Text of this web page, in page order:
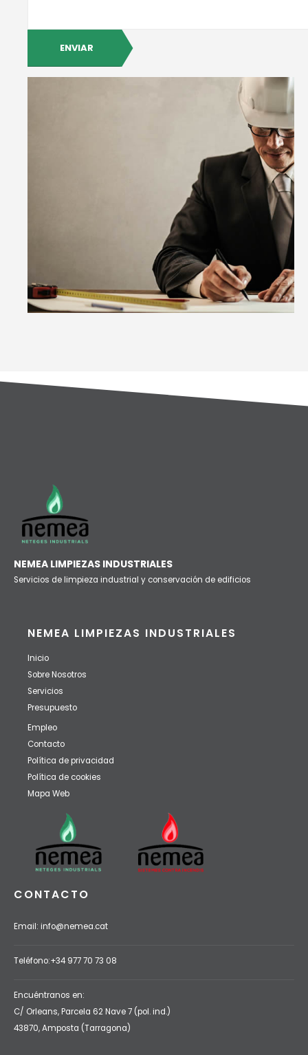
ENVIAR
NEMEA LIMPIEZAS INDUSTRIALES
Servicios de limpieza industrial y conservación de edificios
NEMEA LIMPIEZAS INDUSTRIALES
Inicio
Sobre Nosotros
Servicios
Presupuesto
Empleo
Contacto
Política de privacidad
Política de cookies
Mapa Web
CONTACTO
Email: info@nemea.cat
Teléfono:+34 977 70 73 08
Encuéntranos en:
C/ Orleans, Parcela 62 Nave 7 (pol. ind.)
43870, Amposta (Tarragona)